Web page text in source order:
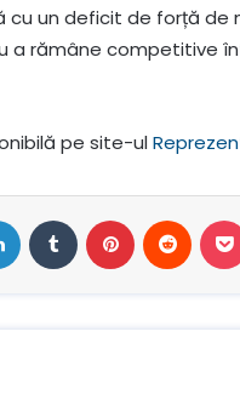
cu un deficit de forță
a rămâne competitive
pe site-ul
nervozitateLinkedIn Tumblr Pinterest Reddit